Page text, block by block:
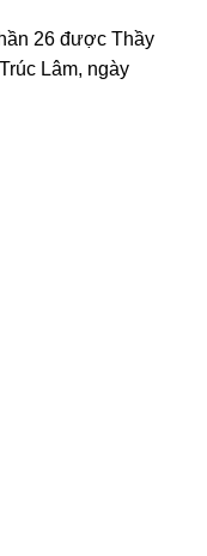
26 đượcThầy
Lâm, ngày